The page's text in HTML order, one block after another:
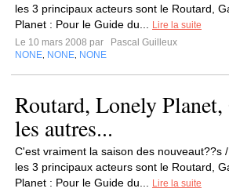
les 3 principaux acteurs sont le Routard,
Planet : Pour le Guide du...
Lire la suite
Le 10 mars 2008 par
Pascal Guilleux
NONE NONE NONE
Routard, Lonely
les autres...
C'est vraiment la saison des nouveaut??s
les 3 principaux acteurs sont le Routard,
Planet : Pour le Guide du...
Lire la suite